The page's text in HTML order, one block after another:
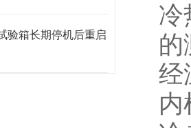
验箱长期停机后重启
冷
的
经